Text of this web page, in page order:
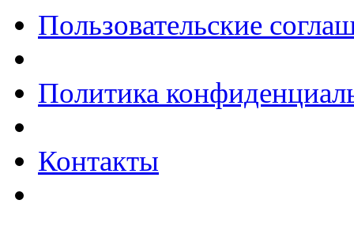
Пользовательские
Политика
Контакты